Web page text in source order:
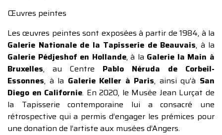
Œuvres peintes
Les œuvres peintes sont exposées à partir de 1984, à la
Galerie Nationale de la Tapisserie de Beauvais, à la
Galerie Pédjeshof en Hollande, à la Galerie la Main à
Bruxelles, au Centre Pablo Néruda de Corbeil-
Essonnes, à la Galerie Keller à Paris, ainsi qu’à San
Diego en Californie. En 2020, le Musée Jean Lurçat de
la Tapisserie contemporaine lui a consacré une
rétrospective qui a permis d’engager les prémices pour
une donation de l’artiste aux musées d’Angers.